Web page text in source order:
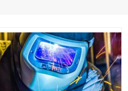
登高培训
叉车培训机构